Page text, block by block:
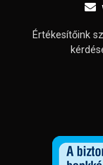
Értékesítőink